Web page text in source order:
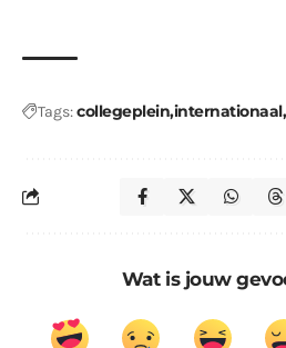
Tags:collegepleininternationaal
Wat is jouw